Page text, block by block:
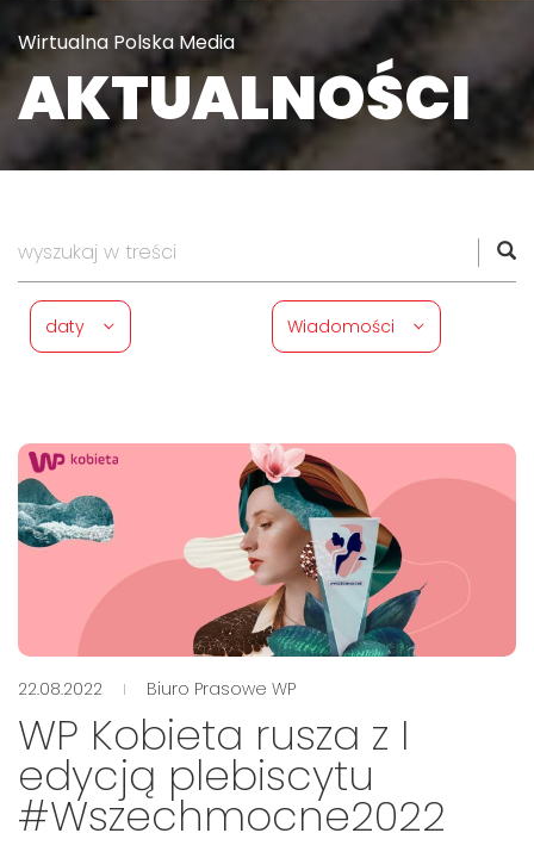
Wirtualna Polska Media
AKTUALNOŚCI
daty Wiadomości
22.08.2022 Biuro Prasowe WP
WP Kobieta rusza z I
edycją plebiscytu
#Wszechmocne2022